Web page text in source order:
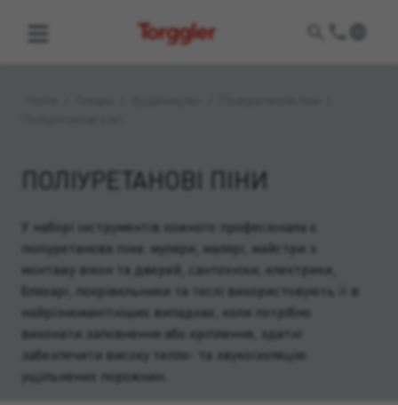
Torggler
ПОЛІУРЕТАНОВІ ПІНИ
У наборі інструментів кожного професіонала є
поліуретанова піна: муляри, малярі, майстри з
монтажу вікон та дверей, сантехніки, електрики,
бляхарі, покрівельники та теслі використовують її в
найрізноманітніших випадках, коли потрібно
виконати заповнення або кріплення, здатні
забезпечити високу тепло- та звукоізоляцію
ущільнених порожнин.